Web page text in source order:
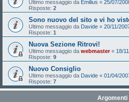
Ultimo messaggio da Emilius « 25/07/
Risposte: 2
Sono nuovo del sito e vi ho
Ultimo messaggio da Davide « 20/11/
Risposte: 1
Nuova Sezione Ritrovi!
Ultimo messaggio da webmaster« 18/
Risposte: 9
Nuovo Consiglio
Ultimo messaggio da Davide « 01/04/
Risposte: 7
Argomenti